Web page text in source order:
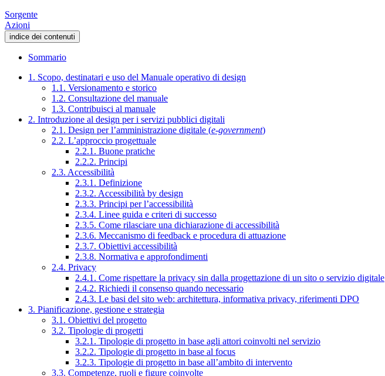
Sorgente
Azioni
indice dei contenuti
Sommario
1. Scopo, destinatari e uso del Manuale operativo di design
1.1. Versionamento e storico
1.2. Consultazione del manuale
1.3. Contribuisci al manuale
2. Introduzione al design per i servizi pubblici digitali
2.1. Design per l’amministrazione digitale (e-government)
2.2. L’approccio progettuale
2.2.1. Buone pratiche
2.2.2. Principi
2.3. Accessibilità
2.3.1. Definizione
2.3.2. Accessibilità by design
2.3.3. Principi per l’accessibilità
2.3.4. Linee guida e criteri di successo
2.3.5. Come rilasciare una dichiarazione di accessibilità
2.3.6. Meccanismo di feedback e procedura di attuazione
2.3.7. Obiettivi accessibilità
2.3.8. Normativa e approfondimenti
2.4. Privacy
2.4.1. Come rispettare la privacy sin dalla progettazione di un sito o servizio digitale
2.4.2. Richiedi il consenso quando necessario
2.4.3. Le basi del sito web: architettura, informativa privacy, riferimenti DPO
3. Pianificazione, gestione e strategia
3.1. Obiettivi del progetto
3.2. Tipologie di progetti
3.2.1. Tipologie di progetto in base agli attori coinvolti nel servizio
3.2.2. Tipologie di progetto in base al focus
3.2.3. Tipologie di progetto in base all’ambito di intervento
3.3. Competenze, ruoli e figure coinvolte